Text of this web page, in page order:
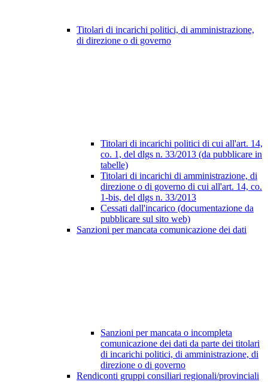
Titolari di incarichi politici, di amministrazione,
di direzione o di governo
Titolari di incarichi politici di cui all'art. 14,
co. 1, del dlgs n. 33/2013 (da pubblicare in
tabelle)
Titolari di incarichi di amministrazione, di
direzione o di governo di cui all'art. 14, co.
1-bis, del dlgs n. 33/2013
Cessati dall'incarico (documentazione da
pubblicare sul sito web)
Sanzioni per mancata comunicazione dei dati
Sanzioni per mancata o incompleta
comunicazione dei dati da parte dei titolari
di incarichi politici, di amministrazione, di
direzione o di governo
Rendiconti gruppi consiliari regionali/provinciali